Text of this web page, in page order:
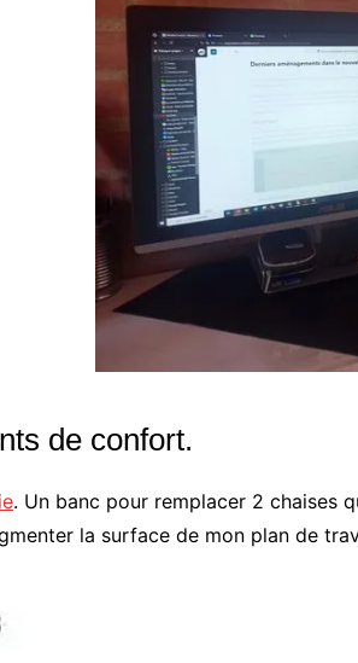
de confort.
. Un banc pour remplacer 2 chaises
la surface de mon plan de